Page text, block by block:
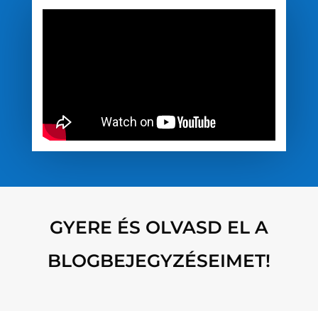
GYERE ÉS OLVASD EL A
BLOGBEJEGYZÉSEIMET!